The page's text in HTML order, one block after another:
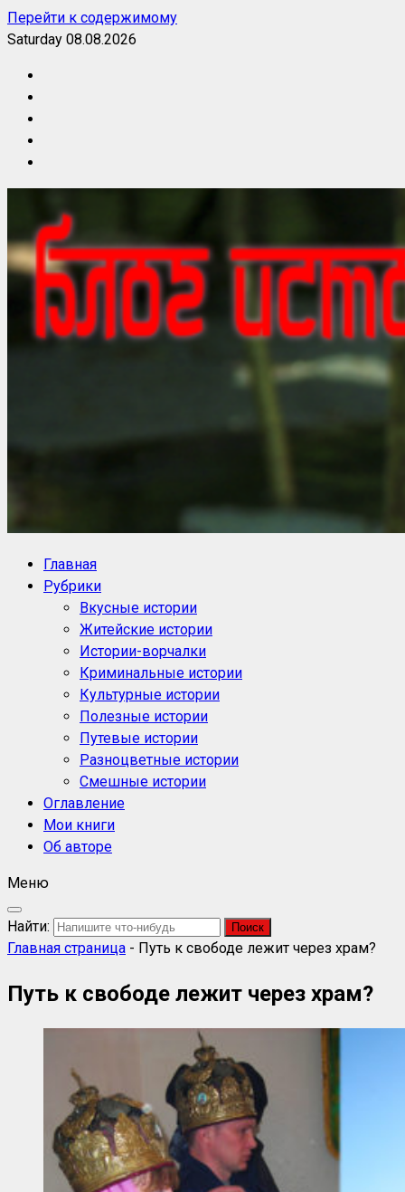
Перейти к содержимому
Saturday 08.08.2026
Блог историй NoorySan
Главная
Рубрики
Вкусные истории
Житейские истории
Истории-ворчалки
Криминальные истории
Культурные истории
Полезные истории
Путевые истории
Разноцветные истории
Смешные истории
Оглавление
Мои книги
Об авторе
Меню
Найти:
Главная страница - Путь к свободе лежит через храм?
Путь к свободе лежит через храм?